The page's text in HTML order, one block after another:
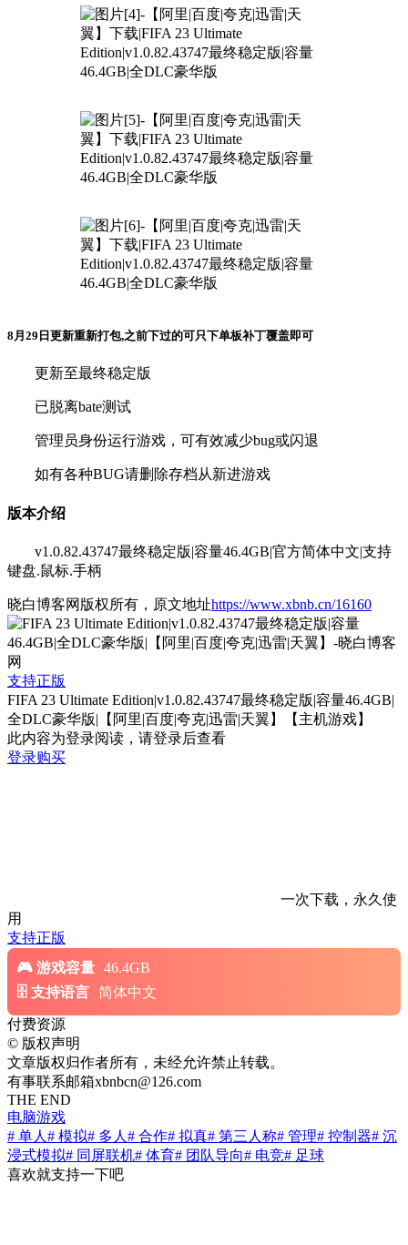
8月29日更新重新打包,之前下过的可只下单板补丁覆盖即可
更新至最终稳定版
已脱离bate测试
管理员身份运行游戏，可有效减少bug或闪退
如有各种BUG请删除存档从新进游戏
版本介绍
v1.0.82.43747最终稳定版|容量46.4GB|官方简体中文|支持
键盘.鼠标.手柄
晓白博客网版权所有，原文地址https://www.xbnb.cn/16160
支持正版
FIFA 23 Ultimate Edition|v1.0.82.43747最终稳定版|容量46.4GB|
全DLC豪华版|【阿里|百度|夸克|迅雷|天翼】【主机游戏】
此内容为登录阅读，请登录后查看
登录购买
一次下载，永久使
用
支持正版
游戏容量 46.4GB
支持语言 简体中文
付费资源
© 版权声明
文章版权归作者所有，未经允许禁止转载。
有事联系邮箱xbnbcn@126.com
THE END
电脑游戏
# 单人 # 模拟# 多人 # 合作# 拟真# 第三人称# 管理# 控制器# 沉
浸式模拟# 同屏联机# 体育# 团队导向# 电竞# 足球
喜欢就支持一下吧